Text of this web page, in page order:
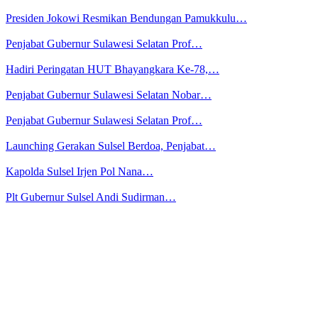
Presiden Jokowi Resmikan Bendungan Pamukkulu…
Penjabat Gubernur Sulawesi Selatan Prof…
Hadiri Peringatan HUT Bhayangkara Ke-78,…
Penjabat Gubernur Sulawesi Selatan Nobar…
Penjabat Gubernur Sulawesi Selatan Prof…
Launching Gerakan Sulsel Berdoa, Penjabat…
Kapolda Sulsel Irjen Pol Nana…
Plt Gubernur Sulsel Andi Sudirman…